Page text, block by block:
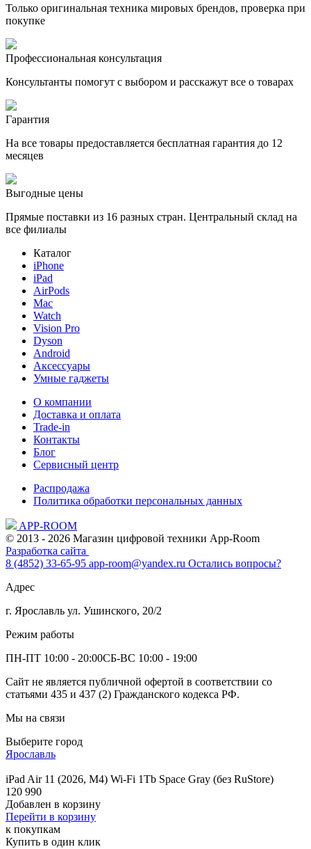
Только оригинальная техника мировых брендов, проверка при
покупке
Профессиональная консультация
Консультанты помогут с выбором и расскажут все о товарах
Гарантия
На все товары предоставляется бесплатная гарантия до 12
месяцев
Выгодные цены
Прямые поставки из 16 разных стран. Центральный склад на
все филиалы
Каталог
iPhone
iPad
AirPods
Mac
Watch
Vision Pro
Dyson
Android
Аксессуары
Умные гаджеты
О компании
Доставка и оплата
Trade-in
Контакты
Блог
Сервисный центр
Распродажа
Политика обработки персональных данных
APP-ROOM
© 2013 - 2026 Магазин цифровой техники App-Room
Разработка сайта
8 (4852) 33-65-95 app-room@yandex.ru Остались вопросы?
Адрес
г. Ярославль ул. Ушинского, 20/2
Режим работы
ПН-ПТ 10:00 - 20:00СБ-ВС 10:00 - 19:00
Сайт не является публичной офертой в соответствии со
статьями 435 и 437 (2) Гражданского кодекса РФ.
Мы на связи
Выберите город
Ярославль
iPad Air 11 (2026, M4) Wi-Fi 1Tb Space Gray (без RuStore)
120 990
Добавлен в корзину
Перейти в корзину
к покупкам
Купить в один клик